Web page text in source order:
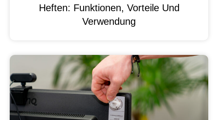
Heften: Funktionen, Vorteile Und
Verwendung